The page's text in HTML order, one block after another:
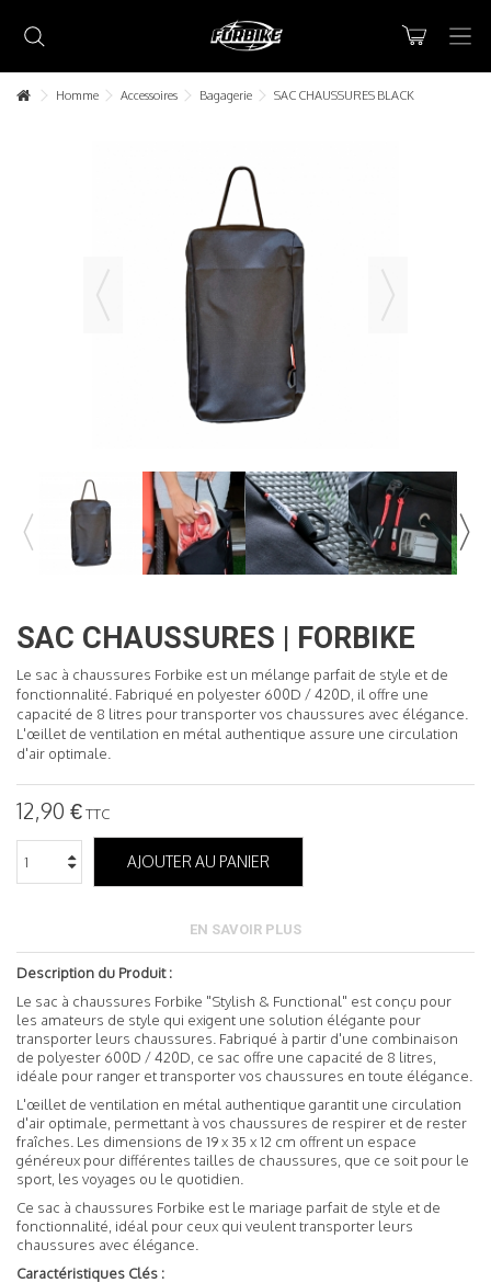
Lorem ipsum dolor sit amet
Lorem ipsum dolor sit amet, consectetur adipisicing elit, sed do
eiusmod tempor incididunt ut labore et dolore magna aliqua. Ut
enim ad minim veniam, quis nostrud exercitation ullamco laboris nisi
ut aliquip ex ea commodo consequat.
Lorem ipsum dolor sit amet
Lorem ipsum dolor sit amet, consectetur adipisicing elit, sed do
ut aliquip ex ea commodo consequat.
READ MORE
Homme Accessoires Bagagerie SAC CHAUSSURES BLACK
SAC CHAUSSURES | FORBIKE
Le sac à chaussures Forbike est un mélange parfait de style et de
fonctionnalité. Fabriqué en polyester 600D / 420D, il offre une
capacité de 8 litres pour transporter vos chaussures avec élégance.
L'œillet de ventilation en métal authentique assure une circulation
d'air optimale.
12,90 €TTC
AJOUTER AU PANIER
EN SAVOIR PLUS
Description du Produit :
Le sac à chaussures Forbike "Stylish & Functional" est conçu pour
les amateurs de style qui exigent une solution élégante pour
transporter leurs chaussures. Fabriqué à partir d'une combinaison
de polyester 600D / 420D, ce sac offre une capacité de 8 litres,
idéale pour ranger et transporter vos chaussures en toute élégance.
L'œillet de ventilation en métal authentique garantit une circulation
d'air optimale, permettant à vos chaussures de respirer et de rester
fraîches. Les dimensions de 19 x 35 x 12 cm offrent un espace
généreux pour différentes tailles de chaussures, que ce soit pour le
sport, les voyages ou le quotidien.
Ce sac à chaussures Forbike est le mariage parfait de style et de
fonctionnalité, idéal pour ceux qui veulent transporter leurs
chaussures avec élégance.
Caractéristiques Clés :